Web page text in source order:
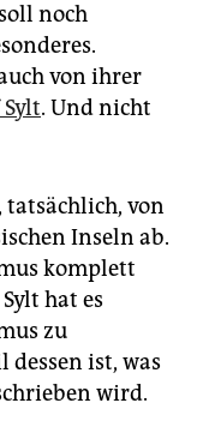
noch
von ihrer
. Und nicht
tatsächlich, von
Inseln ab.
komplett
hat es
zu
dessen ist, was
wird.